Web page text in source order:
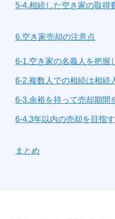
5-4.相続した空き家の取得
6.空き家売却の注意点
6-1.空き家の名義人を把握
6-2.複数人での相続は相続
6-3.余裕を持って売却期間
6-4.3年以内の売却を目指す
まとめ